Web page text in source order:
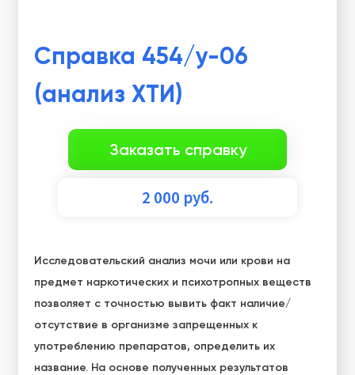
Справка 454/у-06
(анализ ХТИ)
Заказать справку
2 000 руб.
Исследовательский анализ мочи или крови на
предмет наркотических и психотропных веществ
позволяет с точностью вывить факт наличие/
отсутствие в организме запрещенных к
употреблению препаратов, определить их
название. На основе полученных результатов